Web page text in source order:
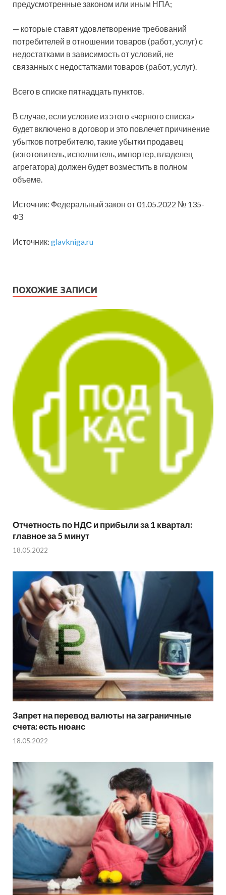
предусмотренные законом или иным НПА;
— которые ставят удовлетворение требований
потребителей в отношении товаров (работ, услуг) с
недостатками в зависимость от условий, не
связанных с недостатками товаров (работ, услуг).
Всего в списке пятнадцать пунктов.
В случае, если условие из этого «черного списка»
будет включено в договор и это повлечет причинение
убытков потребителю, такие убытки продавец
(изготовитель, исполнитель, импортер, владелец
агрегатора) должен будет возместить в полном
объеме.
Источник: Федеральный закон от 01.05.2022 № 135-
ФЗ
Источник: glavkniga.ru
ПОХОЖИЕ ЗАПИСИ
Отчетность по НДС и прибыли за 1 квартал:
главное за 5 минут
18.05.2022
Запрет на перевод валюты на заграничные
счета: есть нюанс
18.05.2022